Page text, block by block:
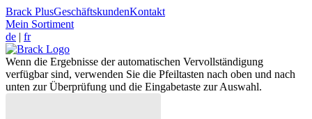
Brack PlusGeschäftskundenKontakt
Mein Sortiment
de | fr
Wenn die Ergebnisse der automatischen Vervollständigung
verfügbar sind, verwenden Sie die Pfeiltasten nach oben und nach
unten zur Überprüfung und die Eingabetaste zur Auswahl.